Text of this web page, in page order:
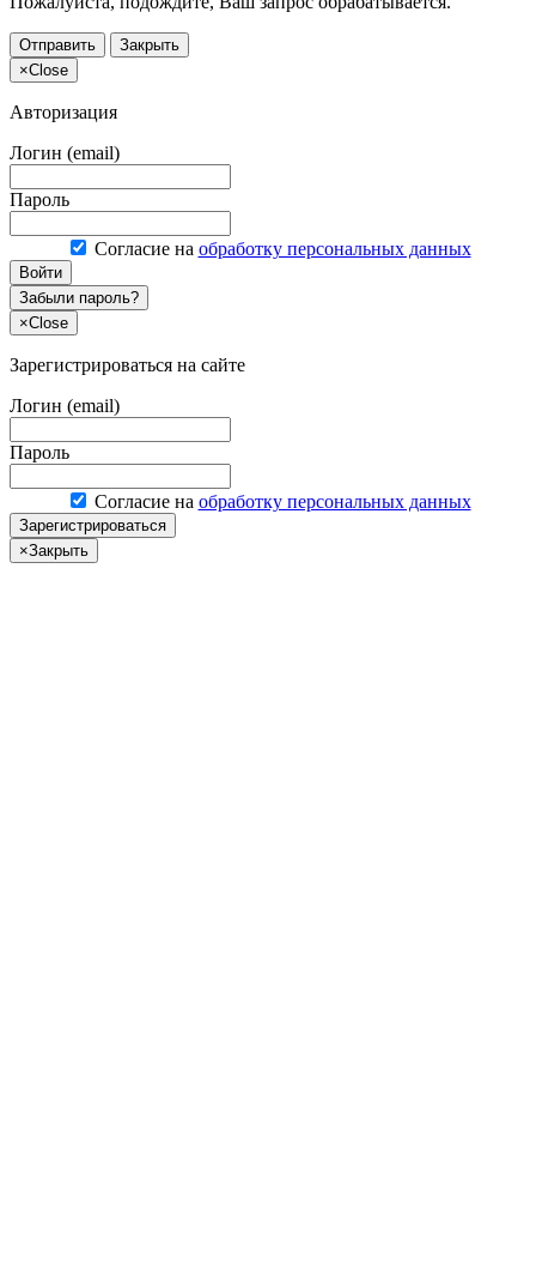
Отправить
Закрыть
×Close
Авторизация
Логин (email)
Пароль
Согласие на обработку персональных данных
Войти
Забыли пароль?
×Close
Зарегистрироваться на сайте
Логин (email)
Пароль
Согласие на обработку персональных данных
Зарегистрироваться
×Закрыть